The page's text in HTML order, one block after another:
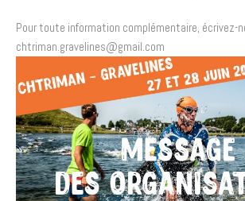
Pour toute information complémentaire, écrivez-
chtriman.gravelines@gmail.com